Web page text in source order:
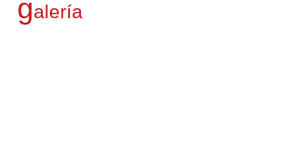
galería